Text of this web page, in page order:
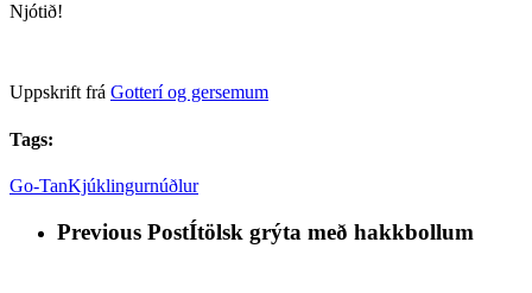
Njótið!
Uppskrift frá Gotterí og gersemum
Tags:
Go-TanKjúklingurnúðlur
Previous PostÍtölsk grýta með hakkbollum